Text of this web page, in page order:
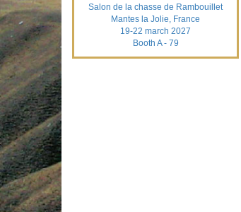
Salon de la chasse de Rambouillet
Mantes la Jolie, France
19-22 march 2027
Booth A - 79